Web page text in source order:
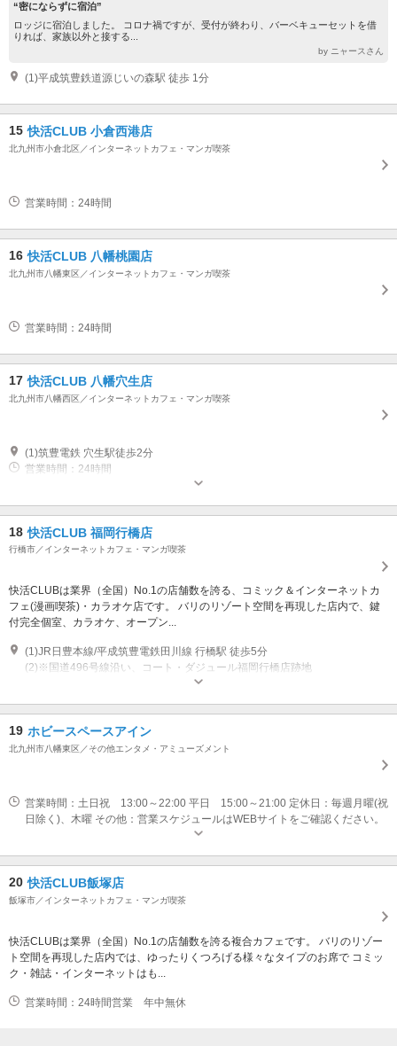
“密にならずに宿泊”
ロッジに宿泊しました。 コロナ禍ですが、受付が終わり、バーベキューセットを借
りれば、家族以外と接する...
by ニャースさん
(1)平成筑豊鉄道源じいの森駅 徒歩 1分
15 快活CLUB 小倉西港店
北九州市小倉北区／インターネットカフェ・マンガ喫茶
営業時間：24時間
16 快活CLUB 八幡桃園店
北九州市八幡東区／インターネットカフェ・マンガ喫茶
営業時間：24時間
17 快活CLUB 八幡穴生店
北九州市八幡西区／インターネットカフェ・マンガ喫茶
(1)筑豊電鉄 穴生駅徒歩2分
営業時間：24時間
18 快活CLUB 福岡行橋店
行橋市／インターネットカフェ・マンガ喫茶
快活CLUBは業界（全国）No.1の店舗数を誇る、コミック＆インターネットカ
フェ(漫画喫茶)・カラオケ店です。 バリのリゾート空間を再現した店内で、鍵
付完全個室、カラオケ、オープン...
(1)JR日豊本線/平成筑豊電鉄田川線 行橋駅 徒歩5分
(2)※国道496号線沿い、コート・ダジュール福岡行橋店跡地
営業時間：24時間365日 定休日：年中無休
19 ホビースペースアイン
北九州市八幡東区／その他エンタメ・アミューズメント
営業時間：土日祝 13:00～22:00 平日 15:00～21:00 定休日：毎週月曜(祝
日除く)、木曜 その他：営業スケジュールはWEBサイトをご確認ください。
20 快活CLUB飯塚店
飯塚市／インターネットカフェ・マンガ喫茶
快活CLUBは業界（全国）No.1の店舗数を誇る複合カフェです。 バリのリゾー
ト空間を再現した店内では、ゆったりくつろげる様々なタイプのお席で コミッ
ク・雑誌・インターネットはも...
営業時間：24時間営業 年中無休